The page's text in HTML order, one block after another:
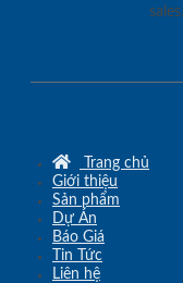
Trang chủ
Giới thiệu
Sản phẩm
Dự Án
Báo Giá
Tin Tức
Liên hệ